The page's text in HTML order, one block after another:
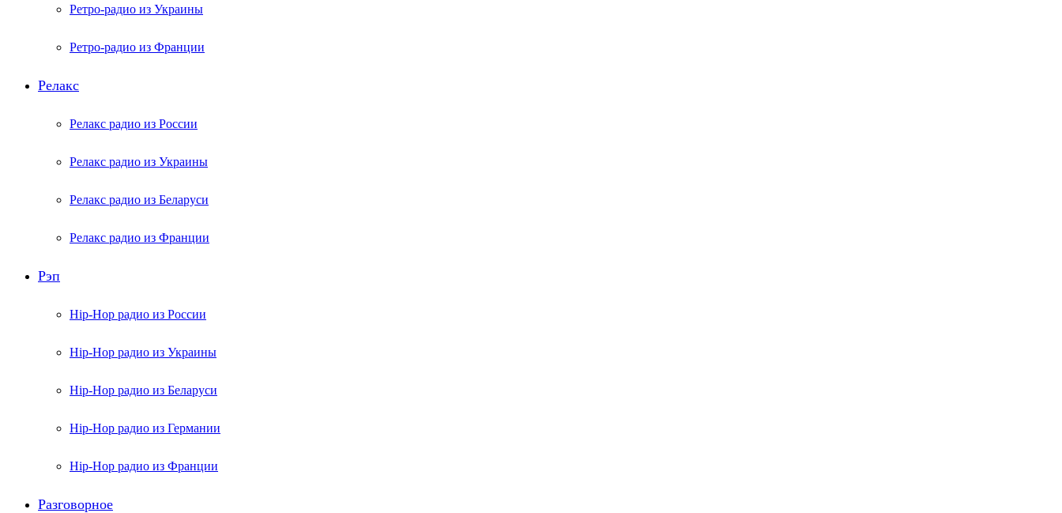
Ретро-радио из Украины
Ретро-радио из Франции
Релакс
Релакс радио из России
Релакс радио из Украины
Релакс радио из Беларуси
Релакс радио из Франции
Рэп
Hip-Hop радио из России
Hip-Hop радио из Украины
Hip-Hop радио из Беларуси
Hip-Hop радио из Германии
Hip-Hop радио из Франции
Разговорное